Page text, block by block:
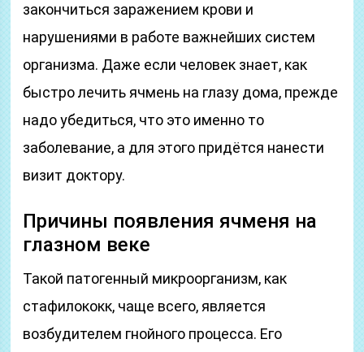
закончиться заражением крови и
нарушениями в работе важнейших систем
организма. Даже если человек знает, как
быстро лечить ячмень на глазу дома, прежде
надо убедиться, что это именно то
заболевание, а для этого придётся нанести
визит доктору.
Причины появления ячменя на
глазном веке
Такой патогенный микроорганизм, как
стафилококк, чаще всего, является
возбудителем гнойного процесса. Его